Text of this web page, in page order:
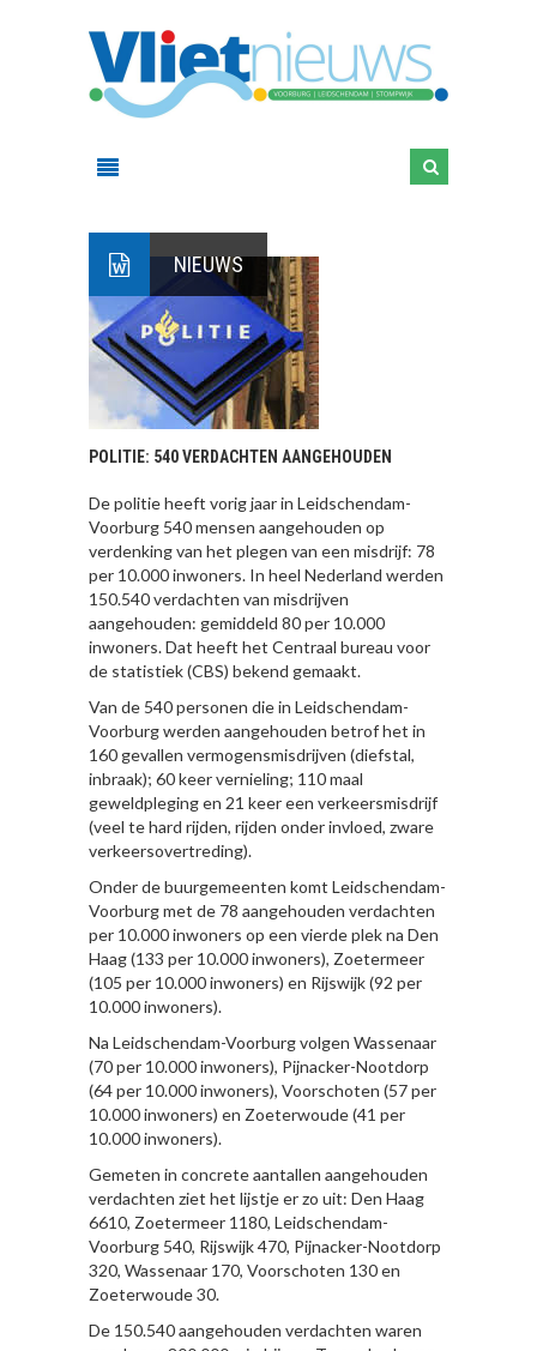
NIEUWS
POLITIE: 540 VERDACHTEN AANGEHOUDEN
De politie heeft vorig jaar in Leidschendam-
Voorburg 540 mensen aangehouden op
verdenking van het plegen van een misdrijf: 78
per 10.000 inwoners. In heel Nederland werden
150.540 verdachten van misdrijven
aangehouden: gemiddeld 80 per 10.000
inwoners. Dat heeft het Centraal bureau voor
de statistiek (CBS) bekend gemaakt.
Van de 540 personen die in Leidschendam-
Voorburg werden aangehouden betrof het in
160 gevallen vermogensmisdrijven (diefstal,
inbraak); 60 keer vernieling; 110 maal
geweldpleging en 21 keer een verkeersmisdrijf
(veel te hard rijden, rijden onder invloed, zware
verkeersovertreding).
Onder de buurgemeenten komt Leidschendam-
Voorburg met de 78 aangehouden verdachten
per 10.000 inwoners op een vierde plek na Den
Haag (133 per 10.000 inwoners), Zoetermeer
(105 per 10.000 inwoners) en Rijswijk (92 per
10.000 inwoners).
Na Leidschendam-Voorburg volgen Wassenaar
(70 per 10.000 inwoners), Pijnacker-Nootdorp
(64 per 10.000 inwoners), Voorschoten (57 per
10.000 inwoners) en Zoeterwoude (41 per
10.000 inwoners).
Gemeten in concrete aantallen aangehouden
verdachten ziet het lijstje er zo uit: Den Haag
6610, Zoetermeer 1180, Leidschendam-
Voorburg 540, Rijswijk 470, Pijnacker-Nootdorp
320, Wassenaar 170, Voorschoten 130 en
Zoeterwoude 30.
De 150.540 aangehouden verdachten waren